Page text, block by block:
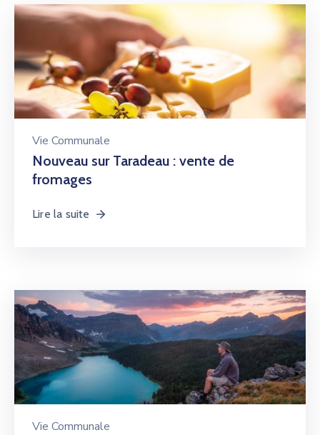
Vie Communale
Nouveau sur Taradeau : vente de
fromages
Lire la suite
Vie Communale